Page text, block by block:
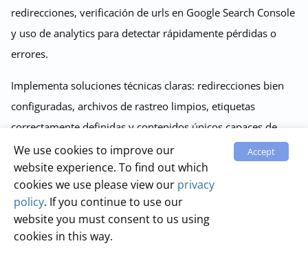
redirecciones, verificación de urls en Google Search Console
y uso de analytics para detectar rápidamente pérdidas o
errores.
Implementa soluciones técnicas claras: redirecciones bien
configuradas, archivos de rastreo limpios, etiquetas
correctamente definidas y contenidos únicos capaces de
posicionarse sin recurrir a la duplicación.
Sobre Labrika y Cómo Puede Ayudarte
Nuestro software es fácil de usar y puede ayudarte a ti y a tu
We use cookies to improve our
website experience. To find out which
cookies we use please view our privacy
policy. If you continue to use our
website you must consent to us using
cookies in this way.
Accept